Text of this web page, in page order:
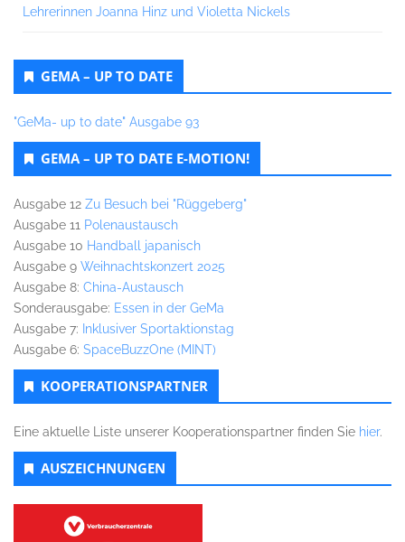
Lehrerinnen Joanna Hinz und Violetta Nickels
GEMA – UP TO DATE
"GeMa- up to date" Ausgabe 93
GEMA – UP TO DATE E-MOTION!
Ausgabe 12 Zu Besuch bei "Rüggeberg"
Ausgabe 11 Polenaustausch
Ausgabe 10 Handball japanisch
Ausgabe 9 Weihnachtskonzert 2025
Ausgabe 8: China-Austausch
Sonderausgabe: Essen in der GeMa
Ausgabe 7: Inklusiver Sportaktionstag
Ausgabe 6: SpaceBuzzOne (MINT)
KOOPERATIONSPARTNER
Eine aktuelle Liste unserer Kooperationspartner finden Sie hier.
AUSZEICHNUNGEN